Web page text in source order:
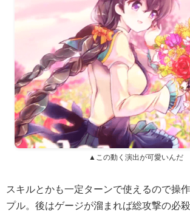
▲この動く演出が可愛いんだ
スキルとかも一定ターンで使えるので操
プル。後はゲージが溜まれば総攻撃の必